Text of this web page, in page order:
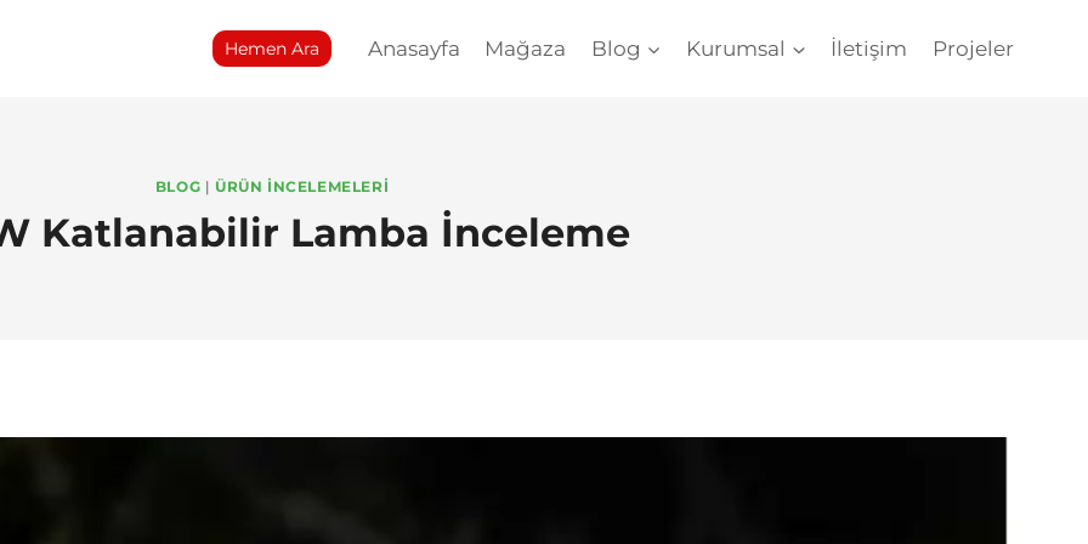
Hemen Ara Anasayfa Mağaza Blog Kurumsal İletişim Projeler
BLOG | ÜRÜN İNCELEMELERI
Katlanabilir Lamba İnceleme